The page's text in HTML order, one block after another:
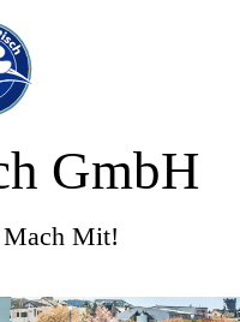
GmbH
Mit!